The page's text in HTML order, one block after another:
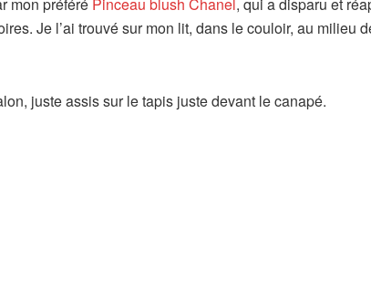
Je l’ai trouvé sur mon lit, dans le couloir, au milieu
juste assis sur le tapis juste devant le canapé.